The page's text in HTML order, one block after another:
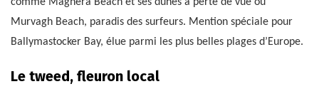
comme Maghera Beach et ses dunes à perte de vue ou
Murvagh Beach, paradis des surfeurs. Mention spéciale pour
Ballymastocker Bay, élue parmi les plus belles plages d’Europe.
Le tweed, fleuron local